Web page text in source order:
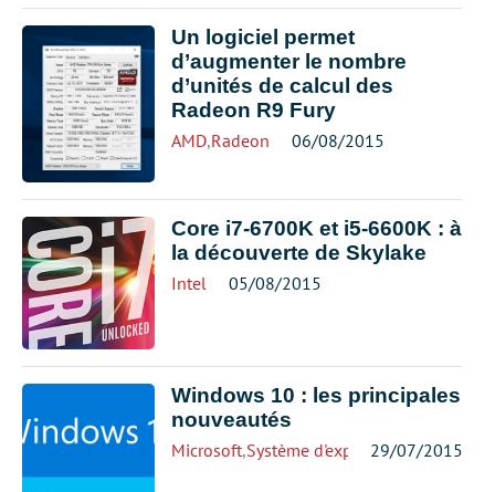
Un logiciel permet
d’augmenter le nombre
d’unités de calcul des
Radeon R9 Fury
AMD,Radeon 06/08/2015
Core i7-6700K et i5-6600K : à
la découverte de Skylake
Intel 05/08/2015
Windows 10 : les principales
nouveautés
Microsoft,Système d'exploitation,Windows
29/07/2015